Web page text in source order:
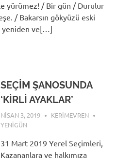
yürümez! / Bir gün / Durulur
/ Bakarsın gökyüzü eski
yeniden ve[…]
SEÇİM ŞANOSUNDA
‘KİRLİ AYAKLAR’
NISAN 3, 2019
KERIMEVREN
YENIGÜN
31 Mart 2019 Yerel Seçimleri,
ve halkımıza